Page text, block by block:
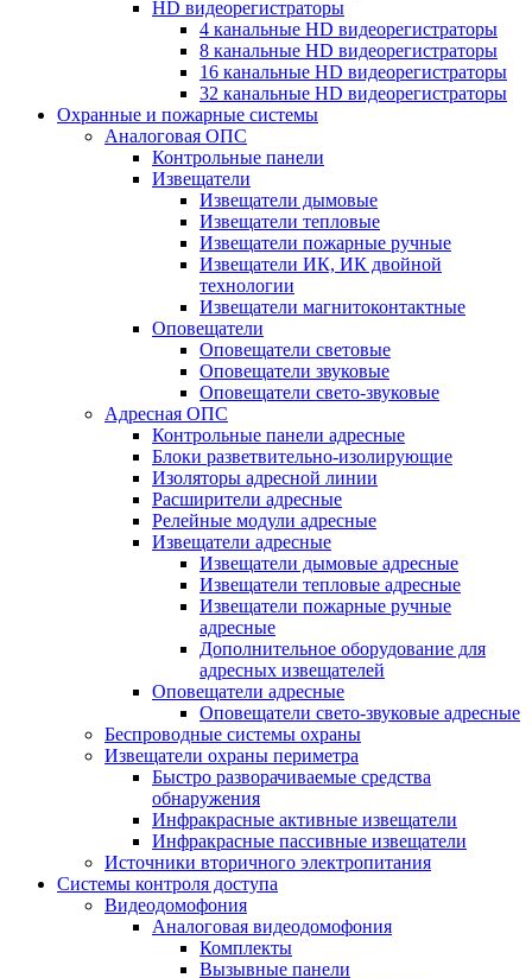
HD видеорегистраторы
4 канальные HD видеорегистраторы
8 канальные HD видеорегистраторы
16 канальные HD видеорегистраторы
32 канальные HD видеорегистраторы
Охранные и пожарные системы
Аналоговая ОПС
Контрольные панели
Извещатели
Извещатели дымовые
Извещатели тепловые
Извещатели пожарные ручные
Извещатели ИК, ИК двойной
технологии
Извещатели магнитоконтактные
Оповещатели
Оповещатели световые
Оповещатели звуковые
Оповещатели свето-звуковые
Адресная ОПС
Контрольные панели адресные
Блоки разветвительно-изолирующие
Изоляторы адресной линии
Расширители адресные
Релейные модули адресные
Извещатели адресные
Извещатели дымовые адресные
Извещатели тепловые адресные
Извещатели пожарные ручные
адресные
Дополнительное оборудование для
адресных извещателей
Оповещатели адресные
Оповещатели свето-звуковые адресные
Беспроводные системы охраны
Извещатели охраны периметра
Быстро разворачиваемые средства
обнаружения
Инфракрасные активные извещатели
Инфракрасные пассивные извещатели
Источники вторичного электропитания
Системы контроля доступа
Видеодомофония
Аналоговая видеодомофония
Комплекты
Вызывные панели